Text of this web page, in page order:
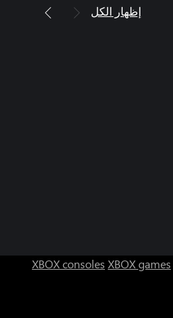
إظهار الكل
XBOX consoles XBOX games